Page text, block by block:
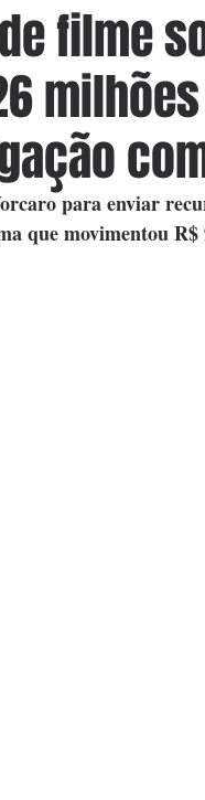
filme
para enviar
que movimentou R$